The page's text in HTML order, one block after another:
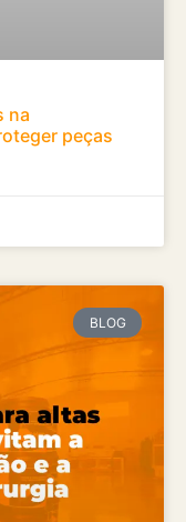
na
peças
BLOG